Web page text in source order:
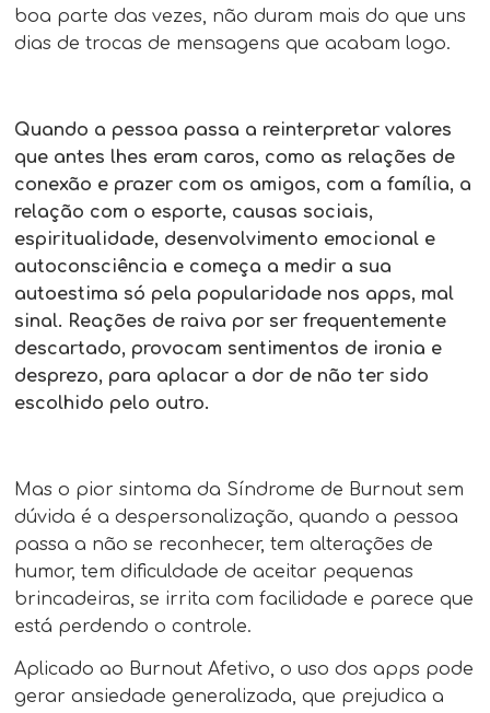
boa parte das vezes, não duram mais do que uns
dias de trocas de mensagens que acabam logo.
Quando a pessoa passa a reinterpretar valores
que antes lhes eram caros, como as relações de
conexão e prazer com os amigos, com a família, a
relação com o esporte, causas sociais,
espiritualidade, desenvolvimento emocional e
autoconsciência e começa a medir a sua
autoestima só pela popularidade nos apps, mal
sinal. Reações de raiva por ser frequentemente
descartado, provocam sentimentos de ironia e
desprezo, para aplacar a dor de não ter sido
escolhido pelo outro.
Mas o pior sintoma da Síndrome de Burnout sem
dúvida é a despersonalização, quando a pessoa
passa a não se reconhecer, tem alterações de
humor, tem dificuldade de aceitar pequenas
brincadeiras, se irrita com facilidade e parece que
está perdendo o controle.
Aplicado ao Burnout Afetivo, o uso dos apps pode
gerar ansiedade generalizada, que prejudica a